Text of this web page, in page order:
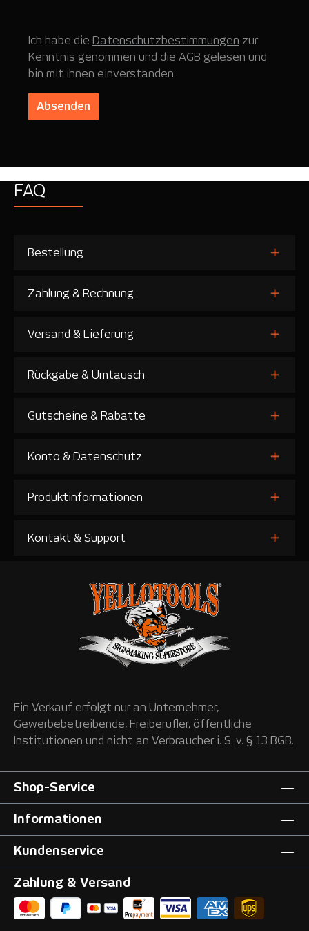
Ich habe die Datenschutzbestimmungen zur
Kenntnis genommen und die AGB gelesen und
bin mit ihnen einverstanden.
Absenden
FAQ
Bestellung
Zahlung & Rechnung
Versand & Lieferung
Rückgabe & Umtausch
Gutscheine & Rabatte
Konto & Datenschutz
Produktinformationen
Kontakt & Support
Ein Verkauf erfolgt nur an Unternehmer,
Gewerbebetreibende, Freiberufler, öffentliche
Institutionen und nicht an Verbraucher i. S. v. § 13 BGB.
Shop-Service
Informationen
Kundenservice
Zahlung & Versand